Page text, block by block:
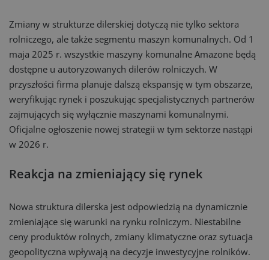
Zmiany w strukturze dilerskiej dotyczą nie tylko sektora
rolniczego, ale także segmentu maszyn komunalnych. Od 1
maja 2025 r. wszystkie maszyny komunalne Amazone będą
dostępne u autoryzowanych dilerów rolniczych. W
przyszłości firma planuje dalszą ekspansję w tym obszarze,
weryfikując rynek i poszukując specjalistycznych partnerów
zajmujących się wyłącznie maszynami komunalnymi.
Oficjalne ogłoszenie nowej strategii w tym sektorze nastąpi
w 2026 r.
Reakcja na zmieniający się rynek
Nowa struktura dilerska jest odpowiedzią na dynamicznie
zmieniające się warunki na rynku rolniczym. Niestabilne
ceny produktów rolnych, zmiany klimatyczne oraz sytuacja
geopolityczna wpływają na decyzje inwestycyjne rolników.